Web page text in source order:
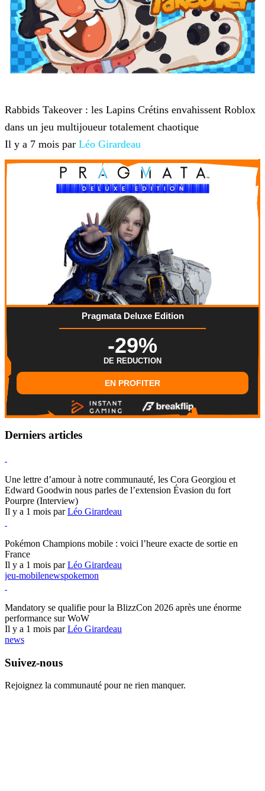
Rabbids Takeover : les Lapins Crétins envahissent Roblox
dans un jeu multijoueur totalement chaotique
Il y a 7 mois par Léo Girardeau
Pragmata Deluxe Edition
-29%
DE REDUCTION
EN PROFITER
Derniers articles
Une lettre d’amour à notre communauté, les Cora Georgiou et
Edward Goodwin nous parles de l’extension Évasion du fort
Pourpre (Interview)
Il y a 1 mois parLéo Girardeau
Pokémon Champions mobile : voici l’heure exacte de sortie en
France
Il y a 1 mois parLéo Girardeau
jeu-mobilenewspokemon
Mandatory se qualifie pour la BlizzCon 2026 après une énorme
performance sur WoW
Il y a 1 mois parLéo Girardeau
news
Suivez-nous
Rejoignez la communauté pour ne rien manquer.